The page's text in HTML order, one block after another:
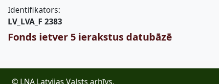
Identifikators:
LV_LVA_F 2383
Fonds ietver 5 ierakstus datubāzē
© LNA Latvijas Valsts arhīvs,